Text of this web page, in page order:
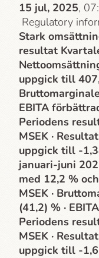
15 jul, 2025,
Regulatory
Stark
resultat
uppgick till
EBITA
Periodens
MSEK ·
uppgick till -
januari-juni
med 12,2 %
MSEK ·
(41,2) % ·
Periodens
MSEK ·
uppgick till -